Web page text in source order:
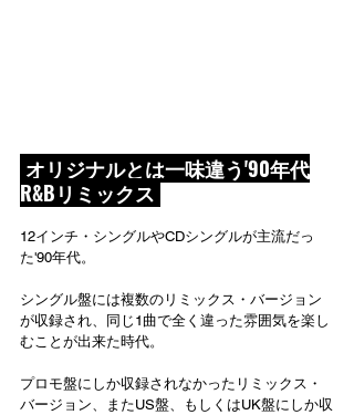
R&Bリミックス
12インチ・シングルやCDシングルが主流だっ
た'90年代。
シングル盤には複数のリミックス・バージョン
が収録され、同じ1曲で全く違った雰囲気を楽し
むことが出来た時代。
プロモ盤にしか収録されなかったリミックス・
バージョン、またUS盤、もしくはUK盤にしか収